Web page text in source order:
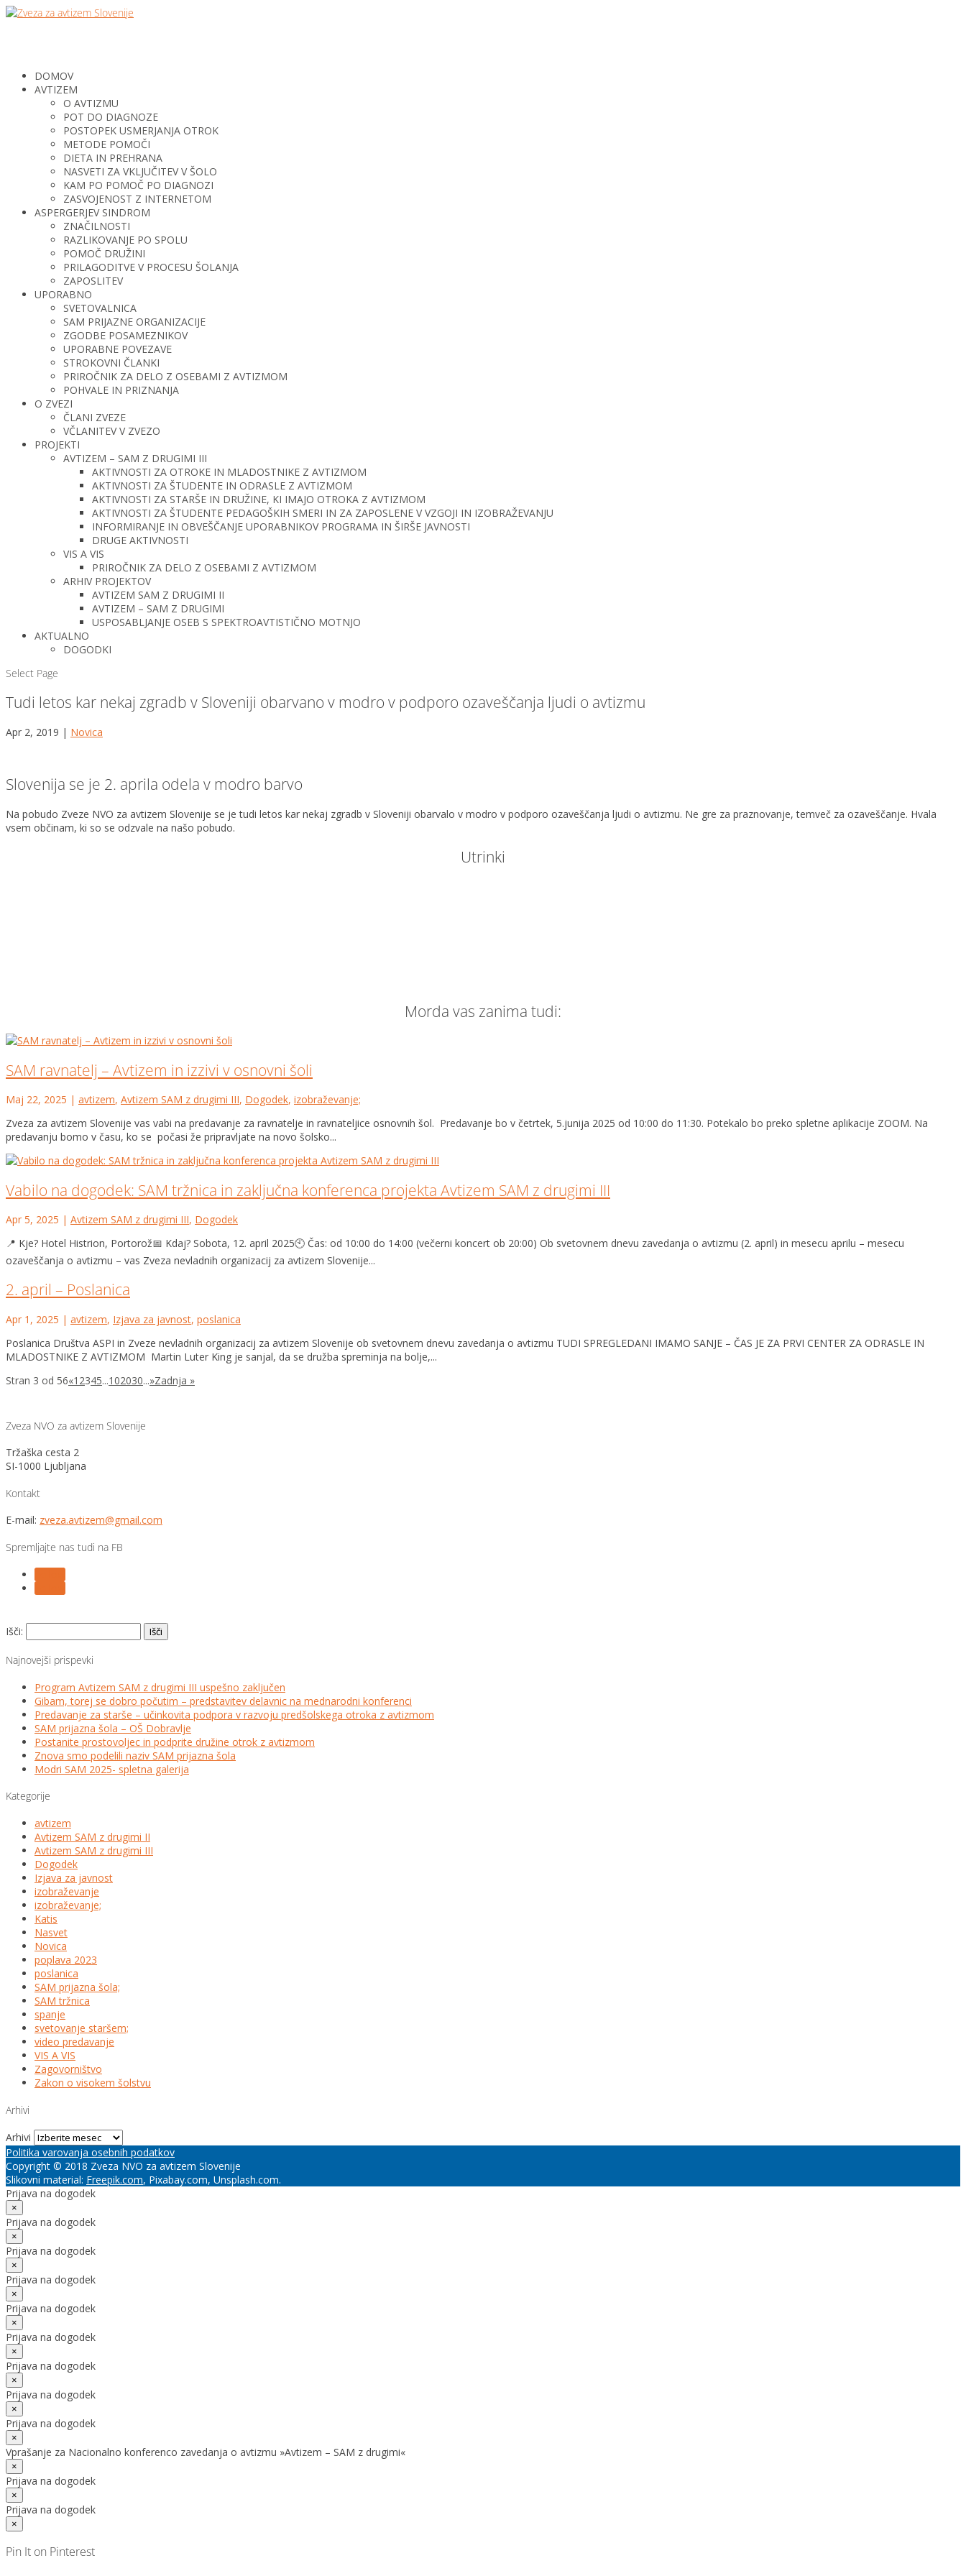
DOMOV
AVTIZEM
O AVTIZMU
POT DO DIAGNOZE
POSTOPEK USMERJANJA OTROK
METODE POMOČI
DIETA IN PREHRANA
NASVETI ZA VKLJUČITEV V ŠOLO
KAM PO POMOČ PO DIAGNOZI
ZASVOJENOST Z INTERNETOM
ASPERGERJEV SINDROM
ZNAČILNOSTI
RAZLIKOVANJE PO SPOLU
POMOČ DRUŽINI
PRILAGODITVE V PROCESU ŠOLANJA
ZAPOSLITEV
UPORABNO
SVETOVALNICA
SAM PRIJAZNE ORGANIZACIJE
ZGODBE POSAMEZNIKOV
UPORABNE POVEZAVE
STROKOVNI ČLANKI
PRIROČNIK ZA DELO Z OSEBAMI Z AVTIZMOM
POHVALE IN PRIZNANJA
O ZVEZI
ČLANI ZVEZE
VČLANITEV V ZVEZO
PROJEKTI
AVTIZEM – SAM Z DRUGIMI III
AKTIVNOSTI ZA OTROKE IN MLADOSTNIKE Z AVTIZMOM
AKTIVNOSTI ZA ŠTUDENTE IN ODRASLE Z AVTIZMOM
AKTIVNOSTI ZA STARŠE IN DRUŽINE, KI IMAJO OTROKA Z AVTIZMOM
AKTIVNOSTI ZA ŠTUDENTE PEDAGOŠKIH SMERI IN ZA ZAPOSLENE V VZGOJI IN IZOBRAŽEVANJU
INFORMIRANJE IN OBVEŠČANJE UPORABNIKOV PROGRAMA IN ŠIRŠE JAVNOSTI
DRUGE AKTIVNOSTI
VIS A VIS
PRIROČNIK ZA DELO Z OSEBAMI Z AVTIZMOM
ARHIV PROJEKTOV
AVTIZEM SAM Z DRUGIMI II
AVTIZEM – SAM Z DRUGIMI
USPOSABLJANJE OSEB S SPEKTROAVTISTIČNO MOTNJO
AKTUALNO
DOGODKI
Select Page
Tudi letos kar nekaj zgradb v Sloveniji obarvano v modro v podporo ozaveščanja ljudi o avtizmu
Apr 2, 2019 | Novica
Slovenija se je 2. aprila odela v modro barvo
Na pobudo Zveze NVO za avtizem Slovenije se je tudi letos kar nekaj zgradb v Sloveniji obarvalo v modro v podporo ozaveščanja ljudi o avtizmu. Ne gre za praznovanje, temveč za ozaveščanje. Hvala
vsem občinam, ki so se odzvale na našo pobudo.
Utrinki
Morda vas zanima tudi:
SAM ravnatelj – Avtizem in izzivi v osnovni šoli
Maj 22, 2025 | avtizem, Avtizem SAM z drugimi III, Dogodek, izobraževanje;
Zveza za avtizem Slovenije vas vabi na predavanje za ravnatelje in ravnateljice osnovnih šol. Predavanje bo v četrtek, 5.junija 2025 od 10:00 do 11:30. Potekalo bo preko spletne aplikacije ZOOM. Na
predavanju bomo v času, ko se počasi že pripravljate na novo šolsko...
Vabilo na dogodek: SAM tržnica in zaključna konferenca projekta Avtizem SAM z drugimi III
Apr 5, 2025 | Avtizem SAM z drugimi III, Dogodek
📍 Kje? Hotel Histrion, Portorož📅 Kdaj? Sobota, 12. april 2025🕙 Čas: od 10:00 do 14:00 (večerni koncert ob 20:00) Ob svetovnem dnevu zavedanja o avtizmu (2. april) in mesecu aprilu – mesecu
ozaveščanja o avtizmu – vas Zveza nevladnih organizacij za avtizem Slovenije...
2. april – Poslanica
Apr 1, 2025 | avtizem, Izjava za javnost, poslanica
Poslanica Društva ASPI in Zveze nevladnih organizacij za avtizem Slovenije ob svetovnem dnevu zavedanja o avtizmu TUDI SPREGLEDANI IMAMO SANJE – ČAS JE ZA PRVI CENTER ZA ODRASLE IN
MLADOSTNIKE Z AVTIZMOM Martin Luter King je sanjal, da se družba spreminja na bolje,...
Stran 3 od 56«1 2345...102030...»Zadnja »
Zveza NVO za avtizem Slovenije
Tržaška cesta 2
SI-1000 Ljubljana
Kontakt
E-mail: zveza.avtizem@gmail.com
Spremljajte nas tudi na FB
Išči:
Najnovejši prispevki
Program Avtizem SAM z drugimi III uspešno zaključen
Gibam, torej se dobro počutim – predstavitev delavnic na mednarodni konferenci
Predavanje za starše – učinkovita podpora v razvoju predšolskega otroka z avtizmom
SAM prijazna šola – OŠ Dobravlje
Postanite prostovoljec in podprite družine otrok z avtizmom
Znova smo podelili naziv SAM prijazna šola
Modri SAM 2025- spletna galerija
Kategorije
avtizem
Avtizem SAM z drugimi II
Avtizem SAM z drugimi III
Dogodek
Izjava za javnost
izobraževanje
izobraževanje;
Katis
Nasvet
Novica
poplava 2023
poslanica
SAM prijazna šola;
SAM tržnica
spanje
svetovanje staršem;
video predavanje
VIS A VIS
Zagovorništvo
Zakon o visokem šolstvu
Arhivi
Arhivi
Politika varovanja osebnih podatkov
Copyright © 2018 Zveza NVO za avtizem Slovenije
Slikovni material: Freepik.com, Pixabay.com, Unsplash.com.
Prijava na dogodek
×
Prijava na dogodek
×
Prijava na dogodek
×
Prijava na dogodek
×
Prijava na dogodek
×
Prijava na dogodek
×
Prijava na dogodek
×
Prijava na dogodek
×
Prijava na dogodek
×
Vprašanje za Nacionalno konferenco zavedanja o avtizmu »Avtizem – SAM z drugimi«
×
Prijava na dogodek
×
Prijava na dogodek
×
Pin It on Pinterest